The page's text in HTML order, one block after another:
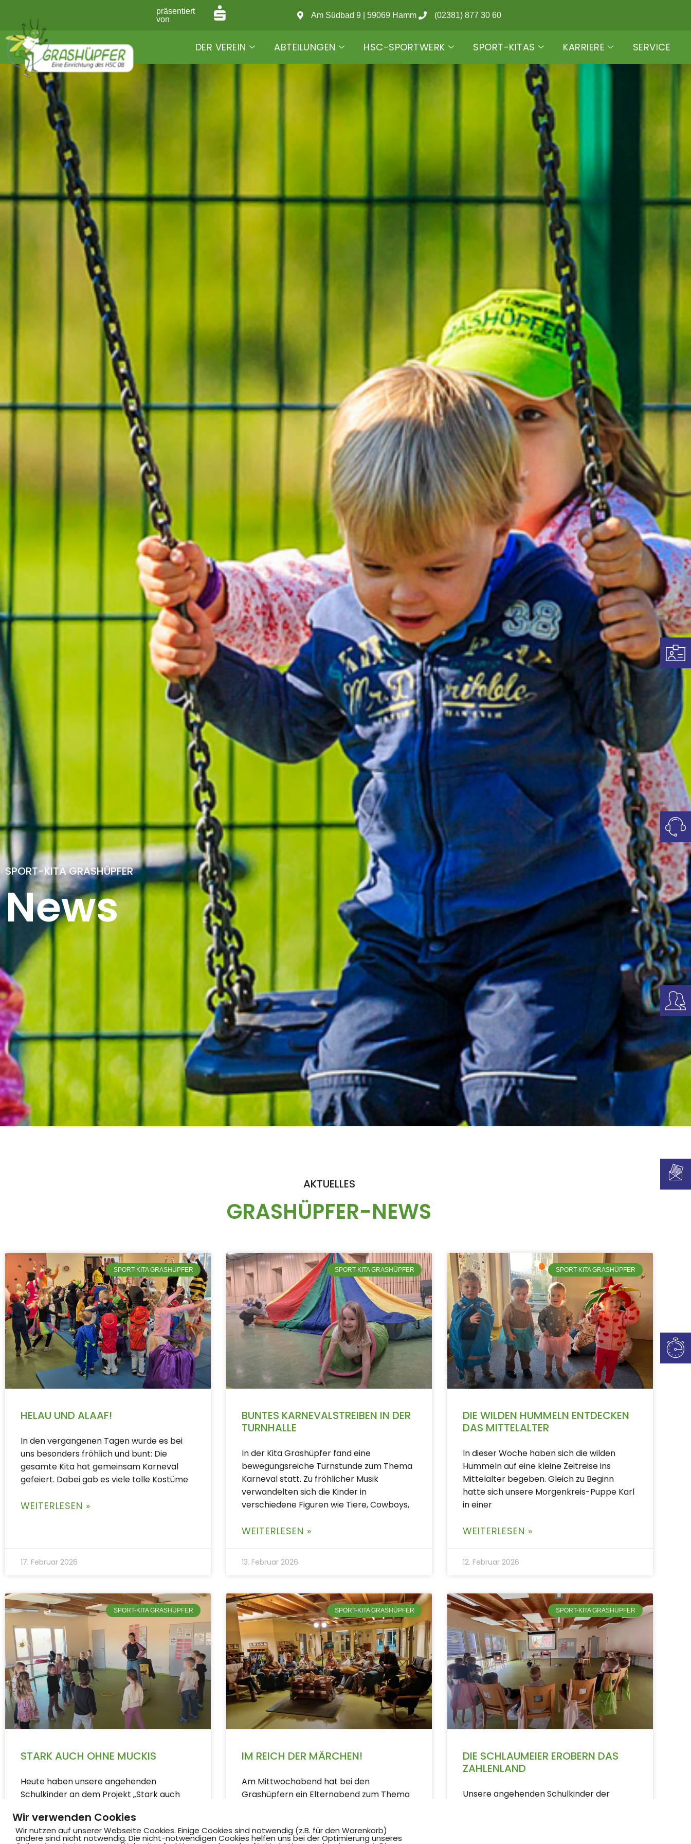
präsentiert
von
Am Südbad 9 | 59069 Hamm (02381) 877 30 60
DER VEREIN ABTEILUNGEN HSC-SPORTWERK SPORT-KITAS KARRIERE SERVICE
SPORT-KITA GRASHÜPFER
News
AKTUELLES
GRASHÜPFER-NEWS
SPORT-KITA GRASHÜPFER
HELAU UND ALAAF!
In den vergangenen Tagen wurde es bei
uns besonders fröhlich und bunt: Die
gesamte Kita hat gemeinsam Karneval
gefeiert. Dabei gab es viele tolle Kostüme
WEITERLESEN »
17. Februar 2026
SPORT-KITA GRASHÜPFER
BUNTES KARNEVALSTREIBEN IN DER
TURNHALLE
In der Kita Grashüpfer fand eine
bewegungsreiche Turnstunde zum Thema
Karneval statt. Zu fröhlicher Musik
verwandelten sich die Kinder in
verschiedene Figuren wie Tiere, Cowboys,
WEITERLESEN »
13. Februar 2026
SPORT-KITA GRASHÜPFER
DIE WILDEN HUMMELN ENTDECKEN
DAS MITTELALTER
In dieser Woche haben sich die wilden
Hummeln auf eine kleine Zeitreise ins
Mittelalter begeben. Gleich zu Beginn
hatte sich unsere Morgenkreis-Puppe Karl
in einer
WEITERLESEN »
12. Februar 2026
SPORT-KITA GRASHÜPFER
STARK AUCH OHNE MUCKIS
Heute haben unsere angehenden
Schulkinder an dem Projekt „Stark auch
Rollenspiele, Gespräche und gemeinsamen
Übungen lernten die Kinder, ihre Gefühle
SPORT-KITA GRASHÜPFER
IM REICH DER MÄRCHEN!
Am Mittwochabend hat bei den
Grashüpfern ein Elternabend zum Thema
leckerem Wein und kleinen Snacks,
SPORT-KITA GRASHÜPFER
DIE SCHLAUMEIER EROBERN DAS
ZAHLENLAND
Unsere angehenden Schulkinder der
Wir verwenden Cookies
Wir nutzen auf unserer Webseite Cookies. Einige Cookies sind notwendig (z.B. für den Warenkorb)
andere sind nicht notwendig. Die nicht-notwendigen Cookies helfen uns bei der Optimierung unseres